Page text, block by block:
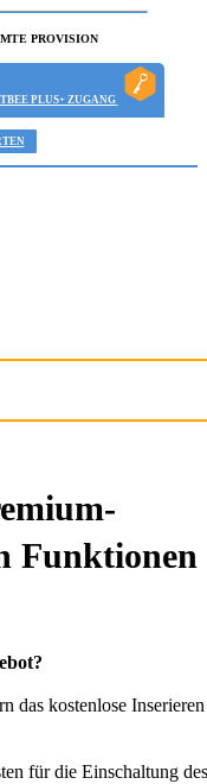
PROVISION
PLUS+ ZUGANG
Funktionen
das kostenlose Inserieren
für die Einschaltung des